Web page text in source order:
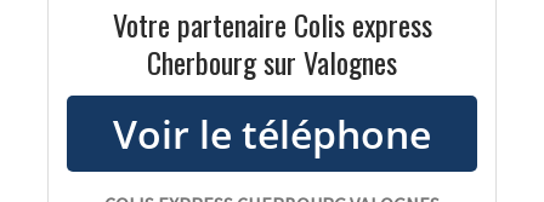
Votre partenaire Colis express
Cherbourg sur Valognes